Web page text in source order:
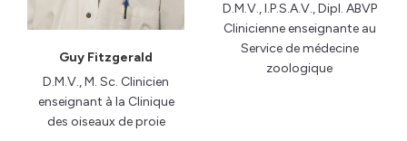
Guy Fitzgerald
D.M.V., M. Sc. Clinicien
enseignant à la Clinique
des oiseaux de proie
D.M.V., I.P.S.A.V., Dipl. ABVP
Clinicienne enseignante au
Service de médecine
zoologique